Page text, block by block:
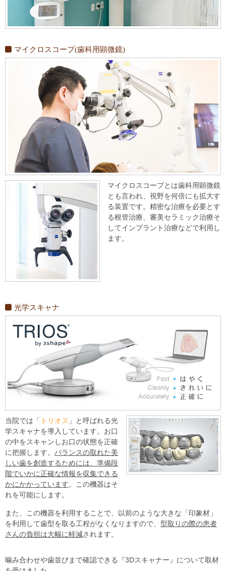
マイクロスコープ(歯科用顕微鏡)
マイクロスコープとは歯科用顕微鏡
とも言われ、視野を何倍にも拡大す
る装置です。精密な治療を必要とす
る根管治療、審美セラミック治療そ
してインプラント治療などで利用し
ます。
光学スキャナ
当院では「 トリオス 」と呼ばれる光
学スキャナを導入しています。お口
の中をスキャンしお口の状態を正確
に把握します。 バランスの取れた美
しい歯を創造するためには、準備段
階でいかに正確な情報を収集できる
かにかかっています。この機器はそ
れを可能にします。
また、この機器を利用することで、以前のような大きな「印象材」
を利用して歯型を取る工程がなくなりますので、 型取りの際の患者
さんの負担は大幅に軽減されます。
噛み合わせや歯並びまで確認できる『3Dスキャナー』について取材